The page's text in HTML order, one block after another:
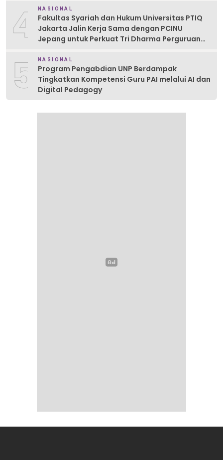
4 NASIONAL
Fakultas Syariah dan Hukum Universitas PTIQ
Jakarta Jalin Kerja Sama dengan PCINU
Jepang untuk Perkuat Tri Dharma Perguruan
5 NASIONAL
Program Pengabdian UNP Berdampak
Tingkatkan Kompetensi Guru PAI melalui AI dan
Digital Pedagogy